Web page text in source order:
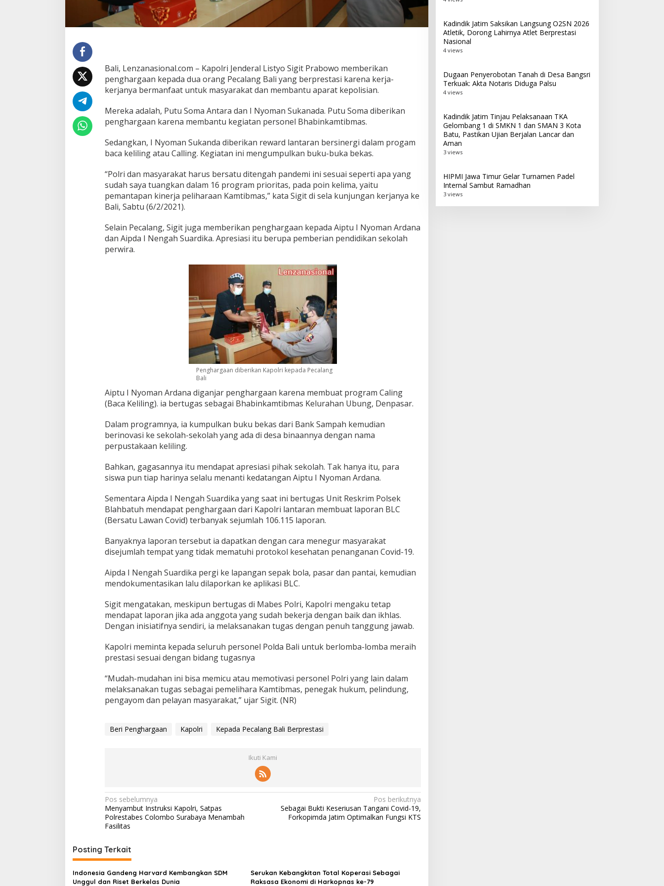
n
a
e
n
g
h
r
g
a
n
D
i
a
p
l
Bali, Lenzanasional.com – Kapolri Jenderal Listyo Sigit Prabowo memberikan
penghargaan kepada dua orang Pecalang Bali yang berprestasi karena kerja-
kerjanya bermanfaat untuk masyarakat dan membantu aparat kepolisian.
Mereka adalah, Putu Soma Antara dan I Nyoman Sukanada. Putu Soma diberikan
penghargaan karena membantu kegiatan personel Bhabinkamtibmas.
Sedangkan, I Nyoman Sukanda diberikan reward lantaran bersinergi dalam progam
baca keliling atau Calling. Kegiatan ini mengumpulkan buku-buka bekas.
“Polri dan masyarakat harus bersatu ditengah pandemi ini sesuai seperti apa yang
sudah saya tuangkan dalam 16 program prioritas, pada poin kelima, yaitu
pemantapan kinerja peliharaan Kamtibmas,” kata Sigit di sela kunjungan kerjanya ke
Bali, Sabtu (6/2/2021).
Selain Pecalang, Sigit juga memberikan penghargaan kepada Aiptu I Nyoman Ardana
dan Aipda I Nengah Suardika. Apresiasi itu berupa pemberian pendidikan sekolah
perwira.
Penghargaan diberikan Kapolri kepada Pecalang
Bali
Aiptu I Nyoman Ardana diganjar penghargaan karena membuat program Caling
(Baca Keliling). ia bertugas sebagai Bhabinkamtibmas Kelurahan Ubung, Denpasar.
Dalam programnya, ia kumpulkan buku bekas dari Bank Sampah kemudian
berinovasi ke sekolah-sekolah yang ada di desa binaannya dengan nama
perpustakaan keliling.
Bahkan, gagasannya itu mendapat apresiasi pihak sekolah. Tak hanya itu, para
siswa pun tiap harinya selalu menanti kedatangan Aiptu I Nyoman Ardana.
Sementara Aipda I Nengah Suardika yang saat ini bertugas Unit Reskrim Polsek
Blahbatuh mendapat penghargaan dari Kapolri lantaran membuat laporan BLC
(Bersatu Lawan Covid) terbanyak sejumlah 106.115 laporan.
Banyaknya laporan tersebut ia dapatkan dengan cara menegur masyarakat
disejumlah tempat yang tidak mematuhi protokol kesehatan penanganan Covid-19.
Aipda I Nengah Suardika pergi ke lapangan sepak bola, pasar dan pantai, kemudian
mendokumentasikan lalu dilaporkan ke aplikasi BLC.
Sigit mengatakan, meskipun bertugas di Mabes Polri, Kapolri mengaku tetap
mendapat laporan jika ada anggota yang sudah bekerja dengan baik dan ikhlas.
Dengan inisiatifnya sendiri, ia melaksanakan tugas dengan penuh tanggung jawab.
Kapolri meminta kepada seluruh personel Polda Bali untuk berlomba-lomba meraih
prestasi sesuai dengan bidang tugasnya
“Mudah-mudahan ini bisa memicu atau memotivasi personel Polri yang lain dalam
melaksanakan tugas sebagai pemelihara Kamtibmas, penegak hukum, pelindung,
pengayom dan pelayan masyarakat,” ujar Sigit. (NR)
Beri Penghargaan Kapolri Kepada Pecalang Bali Berprestasi
Ikuti Kami
N
a
v
i
g
a
Pos sebelumnya
Menyambut Instruksi Kapolri, Satpas
Polrestabes Colombo Surabaya Menambah
Fasilitas
Pos berikutnya
Sebagai Bukti Keseriusan Tangani Covid-19,
Forkopimda Jatim Optimalkan Fungsi KTS
Posting Terkait
Indonesia Gandeng Harvard Kembangkan SDM
Unggul dan Riset Berkelas Dunia
Serukan Kebangkitan Total Koperasi Sebagai
Raksasa Ekonomi di Harkopnas ke-79
Kadindik Jatim Saksikan Langsung O2SN 2026
Atletik, Dorong Lahirnya Atlet Berprestasi
Nasional
4 views
Dugaan Penyerobotan Tanah di Desa Bangsri
Terkuak: Akta Notaris Diduga Palsu
4 views
Kadindik Jatim Tinjau Pelaksanaan TKA
Gelombang 1 di SMKN 1 dan SMAN 3 Kota
Batu, Pastikan Ujian Berjalan Lancar dan
Aman
3 views
HIPMI Jawa Timur Gelar Turnamen Padel
Internal Sambut Ramadhan
3 views